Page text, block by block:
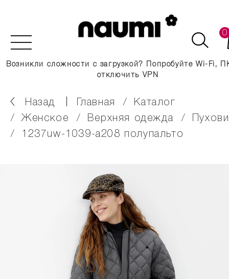
0
Возникли сложности с загрузкой? Попробуйте Wi-Fi,
отключить VPN
Назад главная
каталог
женское
верхняя одежда
1237uw-1039-a208 полупальто